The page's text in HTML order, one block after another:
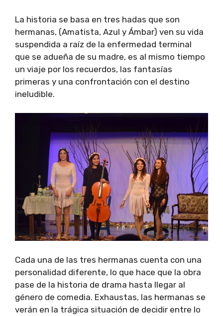
La historia se basa en tres hadas que son
hermanas, (Amatista, Azul y Ámbar) ven su vida
suspendida a raíz de la enfermedad terminal
que se adueña de su madre, es al mismo tiempo
un viaje por los recuerdos, las fantasías
primeras y una confrontación con el destino
ineludible.
Cada una de las tres hermanas cuenta con una
personalidad diferente, lo que hace que la obra
pase de la historia de drama hasta llegar al
género de comedia. Exhaustas, las hermanas se
verán en la trágica situación de decidir entre lo